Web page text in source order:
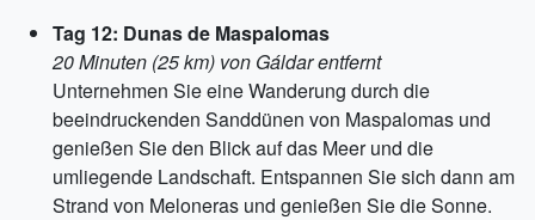
Tag 12: Dunas de Maspalomas
20 Minuten (25 km) von Gáldar entfernt
Unternehmen Sie eine Wanderung durch die
beeindruckenden Sanddünen von Maspalomas und
genießen Sie den Blick auf das Meer und die
umliegende Landschaft. Entspannen Sie sich dann am
Strand von Meloneras und genießen Sie die Sonne.